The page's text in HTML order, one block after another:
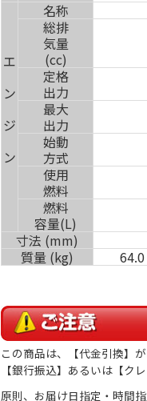
エ
ン
ジ
ン
名称
総排
気量
(cc)
定格
出力
最大
出力
始動
方式
使用
燃料
燃料
容量(L)
寸法 (mm)
質量 (kg)
64.0
この商品は、【代金引換】
【銀行振込】あるいは【ク
原則、お届け日指定・時間